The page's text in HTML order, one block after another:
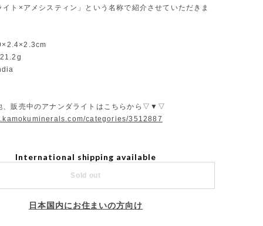
イト×アメシスティン」という名称で紹介させていただきま
販売中のアナンダライトはこちらから▽▼▽
categories/3512887
International shipping available
Sold out
日本国内にお住まいの方向け